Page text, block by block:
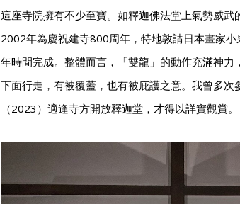
這座寺院擁有不少至寶。如釋迦佛法堂上氣勢威武
2002年為慶祝建寺800周年，特地敦請日本畫家
年時間完成。整體而言，「雙龍」的動作充滿神力
下面行走，有被覆蓋，也有被庇護之意。我曾多次
（2023）適逢寺方開放釋迦堂，才得以詳實觀賞。